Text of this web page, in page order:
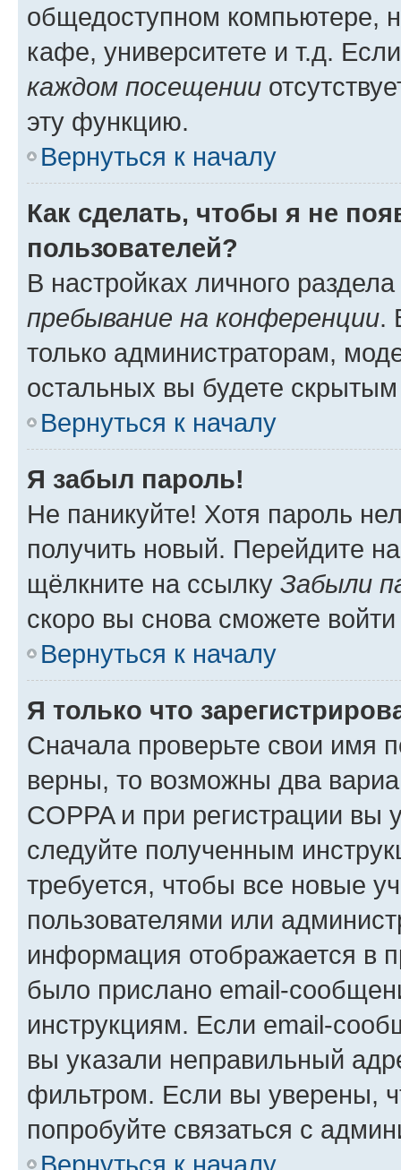
общедоступном компьютере,
кафе, университете и т.д.
каждом посещении
эту функцию.
Вернуться к началу
Как сделать, чтобы я не
пользователей?
В настройках личного
пребывание на конференции.
только администраторам,
остальных вы будете
Вернуться к началу
Я забыл пароль!
Не паникуйте! Хотя пароль
получить новый. Перейдите
щёлкните на ссылку Забыли
скоро вы снова сможете
Вернуться к началу
Я только что
Сначала проверьте свои имя
верны, то возможны два
COPPA и при регистрации вы
следуйте полученным
требуется, чтобы все новые
пользователями или
информация отображается в
было прислано email-
инструкциям. Если email-
вы указали неправильный
фильтром. Если вы уверены,
попробуйте связаться с
Вернуться к началу